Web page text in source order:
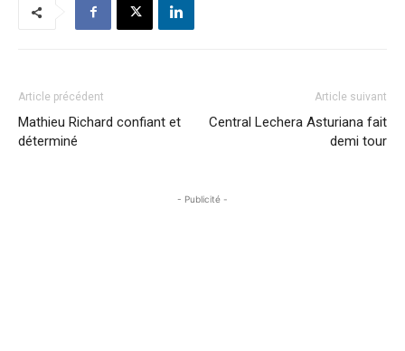
Article précédent
Mathieu Richard confiant et
déterminé
Article suivant
Central Lechera Asturiana fait
demi tour
- Publicité -